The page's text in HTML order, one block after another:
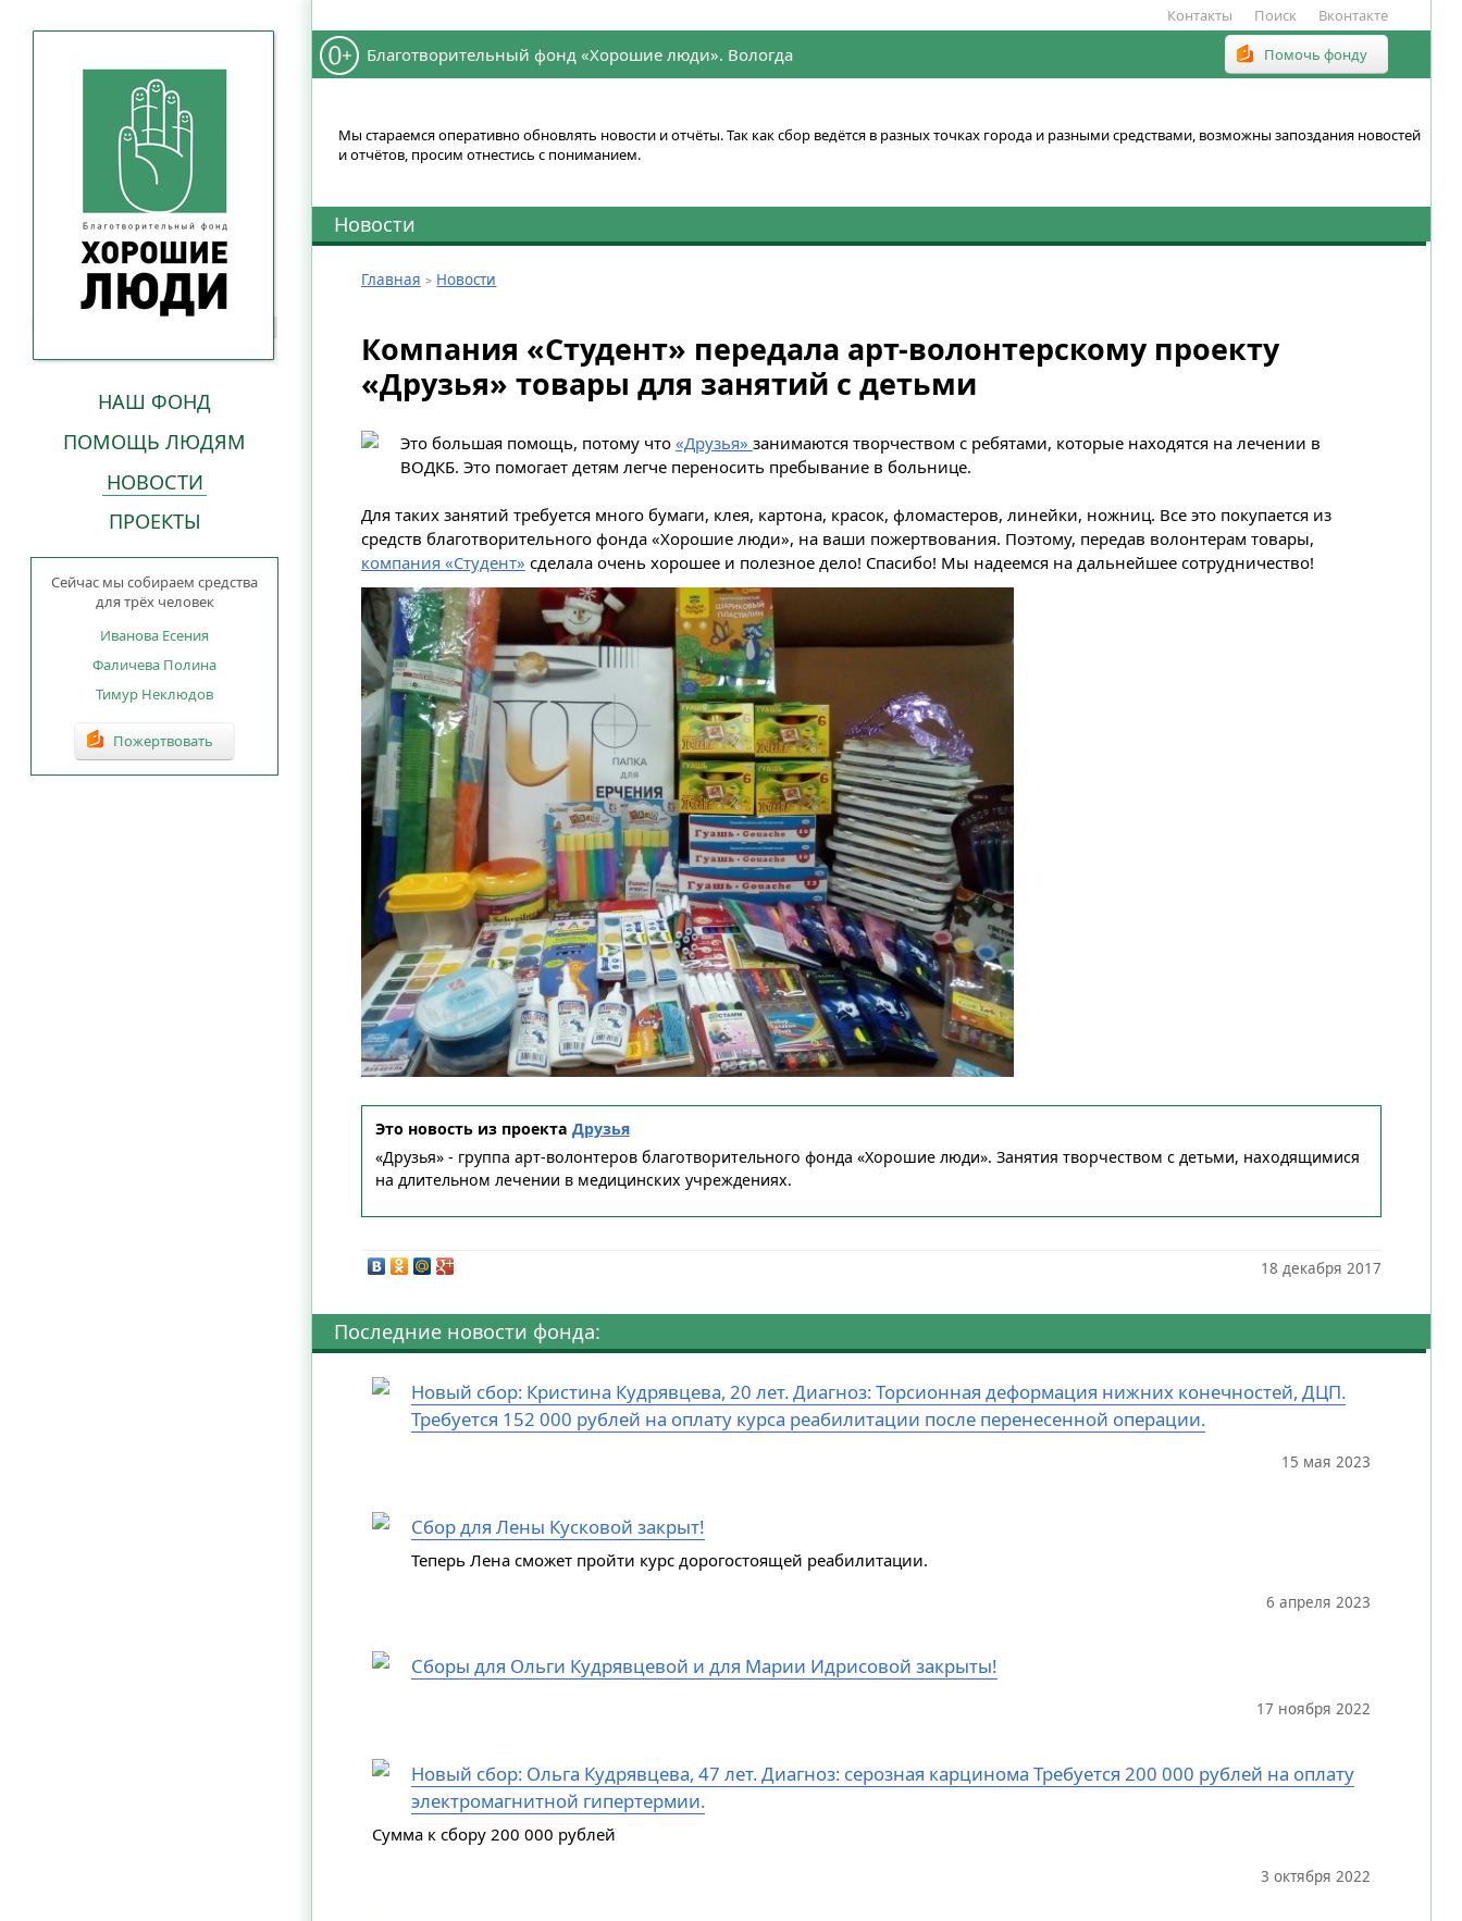
НАШ ФОНД
ПОМОЩЬ ЛЮДЯМ
НОВОСТИ
ПРОЕКТЫ
Сейчас мы собираем средства
для трёх человек
Иванова Есения
Фаличева Полина
Тимур Неклюдов
Пожертвовать
Контакты Поиск Вконтакте
Благотворительный фонд «Хорошие люди». Вологда Помочь фонду
Мы стараемся оперативно обновлять новости и отчёты. Так как сбор ведётся в разных точках города и разными средствами, возможны запоздания новостей
и отчётов, просим отнестись с пониманием.
Новости
Главная Новости
Компания «Студент» передала арт-волонтерскому проекту
«Друзья» товары для занятий с детьми
Это большая помощь, потому что «Друзья» занимаются творчеством с ребятами, которые находятся на лечении в
ВОДКБ. Это помогает детям легче переносить пребывание в больнице.
Для таких занятий требуется много бумаги, клея, картона, красок, фломастеров, линейки, ножниц. Все это покупается из
средств благотворительного фонда «Хорошие люди», на ваши пожертвования. Поэтому, передав волонтерам товары,
компания «Студент» сделала очень хорошее и полезное дело! Спасибо! Мы надеемся на дальнейшее сотрудничество!
Это новость из проекта Друзья
«Друзья» - группа арт-волонтеров благотворительного фонда «Хорошие люди». Занятия творчеством с детьми, находящимися
на длительном лечении в медицинских учреждениях.
18 декабря 2017
Последние новости фонда:
Новый сбор: Кристина Кудрявцева, 20 лет. Диагноз: Торсионная деформация нижних конечностей, ДЦП.
Требуется 152 000 рублей на оплату курса реабилитации после перенесенной операции.
15 мая 2023
Сбор для Лены Кусковой закрыт!
Теперь Лена сможет пройти курс дорогостоящей реабилитации.
6 апреля 2023
Сборы для Ольги Кудрявцевой и для Марии Идрисовой закрыты!
17 ноября 2022
Новый сбор: Ольга Кудрявцева, 47 лет. Диагноз: серозная карцинома Требуется 200 000 рублей на оплату
электромагнитной гипертермии.
Сумма к сбору 200 000 рублей
3 октября 2022